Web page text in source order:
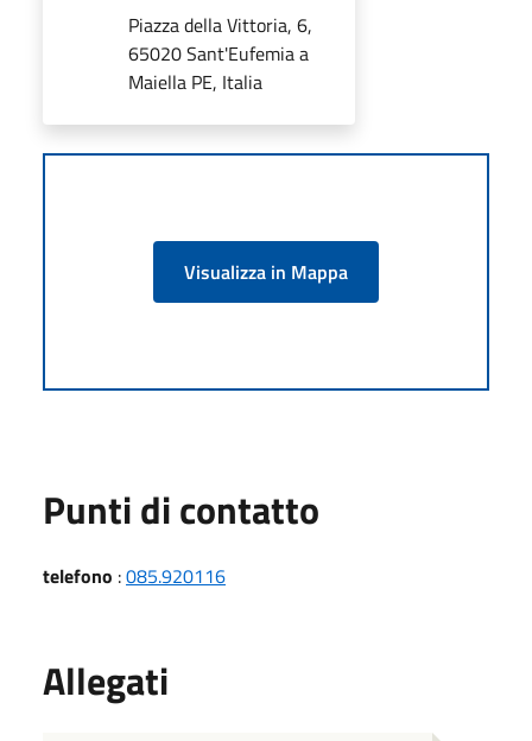
Piazza della Vittoria, 6,
65020 Sant'Eufemia a
Maiella PE, Italia
Visualizza in Mappa
Punti di contatto
telefono :085.920116
Allegati